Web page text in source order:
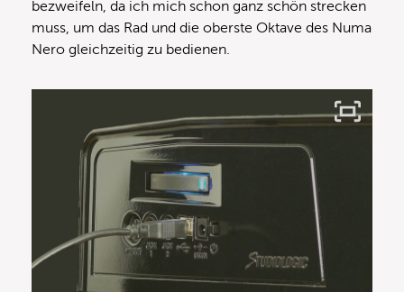
bezweifeln, da ich mich schon ganz schön strecken
muss, um das Rad und die oberste Oktave des Numa
Nero gleichzeitig zu bedienen.